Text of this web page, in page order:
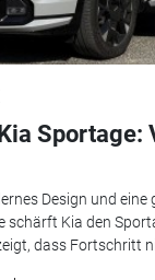
Sportage:
Design und eine
schärft Kia den
dass Fortschritt